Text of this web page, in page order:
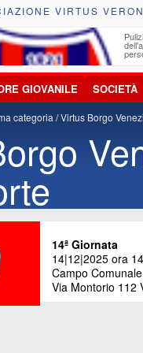
VIRTUS
GIOVANILE SOCIETÀ
categoria Virtus Borgo
14ª Giornata
14|12|2025 ora
Campo
Via Montorio 112